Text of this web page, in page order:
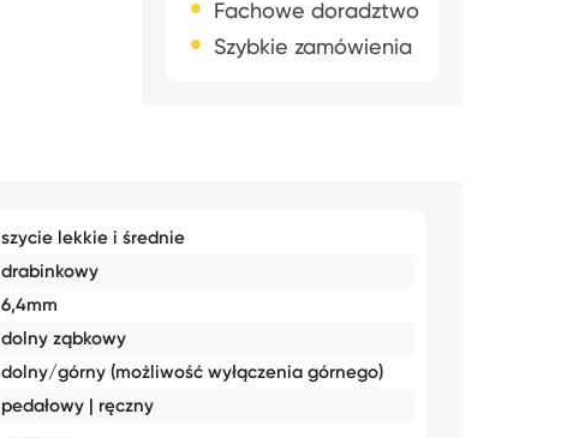
Fachowe doradztwo
Szybkie zamówienia
szycie lekkie i średnie
drabinkowy
6,4mm
dolny ząbkowy
dolny/górny (możliwość wyłączenia górnego)
pedałowy | ręczny